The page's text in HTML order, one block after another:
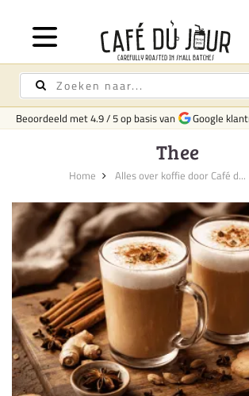
Beoordeeld met4.9/5op basis van Google
Thee
Home Alles over koffie door Café d...